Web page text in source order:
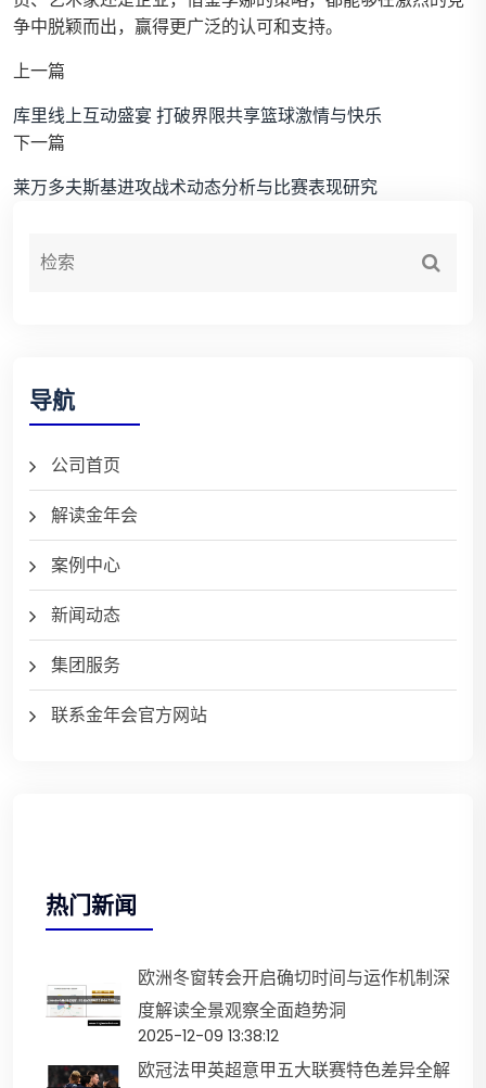
争中脱颖而出，赢得更广泛的认可和支持。
上一篇
库里线上互动盛宴 打破界限共享篮球激情与快乐
下一篇
莱万多夫斯基进攻战术动态分析与比赛表现研究
导航
公司首页
解读金年会
案例中心
新闻动态
集团服务
联系金年会官方网站
热门新闻
欧洲冬窗转会开启确切时间与运作机制深
度解读全景观察全面趋势洞
2025-12-09 13:38:12
欧冠法甲英超意甲五大联赛特色差异全解